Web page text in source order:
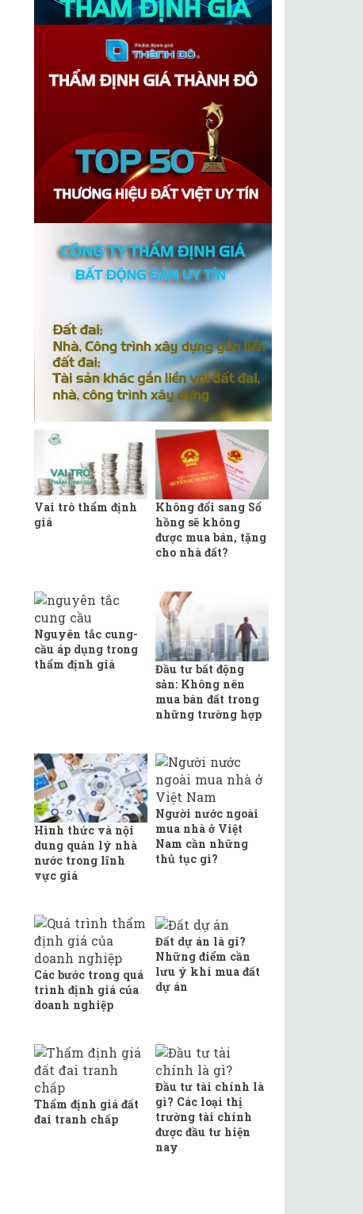
Vai trò thẩm định
giá
Không đổi sang Sổ
hồng sẽ không
được mua bán, tặng
cho nhà đất?
Nguyên tắc cung-
cầu áp dụng trong
thẩm định giá
Đầu tư bất động
sản: Không nên
mua bán đất trong
những trường hợp
Hình thức và nội
dung quản lý nhà
nước trong lĩnh
vực giá
Người nước ngoài
mua nhà ở Việt
Nam cần những
thủ tục gì?
Các bước trong quá
trình định giá của
doanh nghiệp
Đất dự án là gi?
Những điểm cần
lưu ý khi mua đất
dự án
Thẩm định giá đất
đai tranh chấp
Đầu tư tài chính là
gì? Các loại thị
trường tài chính
được đầu tư hiện
nay